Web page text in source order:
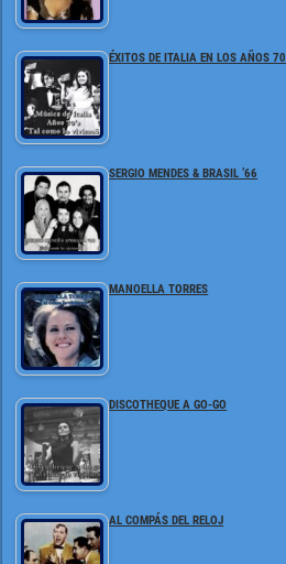
ÉXITOS DE ITALIA EN LOS AÑOS 70
SERGIO MENDES & BRASIL ’66
MANOELLA TORRES
DISCOTHEQUE A GO-GO
AL COMPÁS DEL RELOJ